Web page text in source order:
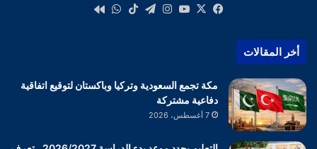
فيسبوك
‫X
‫YouTube
انستقرام
تيلقرام‫TikTokواتساب
أخر المقالات
مكة تجمع السعودية وتركيا وباكستان لتوقيع اتفاقية
دفاعية مشتركة
7 أغسطس، 2026